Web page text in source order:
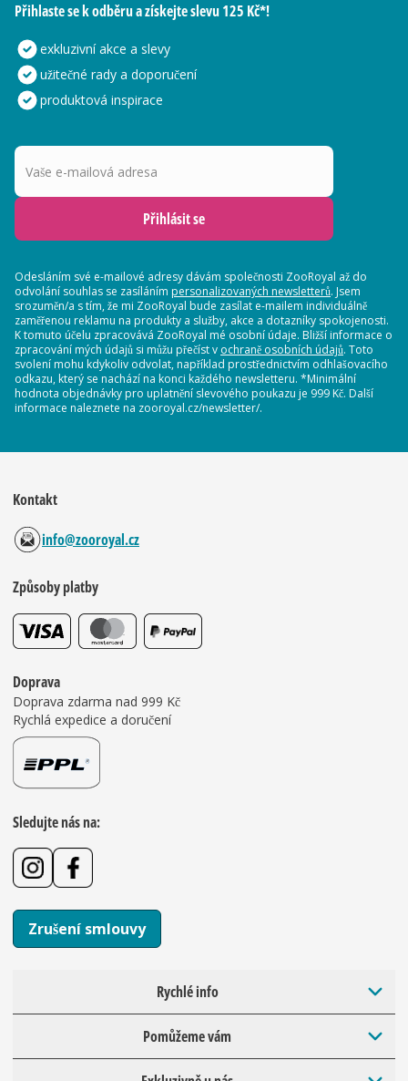
Přihlaste se k odběru a získejte slevu 125 Kč*!
exkluzivní akce a slevy
užitečné rady a doporučení
produktová inspirace
Vaše e-mailová adresa
Přihlásit se
Odesláním své e-mailové adresy dávám společnosti ZooRoyal až do
odvolání souhlas se zasíláním personalizovaných newsletterů. Jsem
srozuměn/a s tím, že mi ZooRoyal bude zasílat e-mailem individuálně
zaměřenou reklamu na produkty a služby, akce a dotazníky spokojenosti.
K tomuto účelu zpracovává ZooRoyal mé osobní údaje. Bližší informace o
zpracování mých údajů si můžu přečíst v ochraně osobních údajů. Toto
svolení mohu kdykoliv odvolat, například prostřednictvím odhlašovacího
odkazu, který se nachází na konci každého newsletteru. *Minimální
hodnota objednávky pro uplatnění slevového poukazu je 999 Kč. Další
informace naleznete na zooroyal.cz/newsletter/.
Kontakt
info@zooroyal.cz
Způsoby platby
Doprava
Doprava zdarma nad 999 Kč
Rychlá expedice a doručení
Sledujte nás na:
Zrušení smlouvy
Rychlé info
Pomůžeme vám